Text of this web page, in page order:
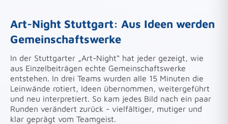
Art-Night Stuttgart: Aus Ideen werden
Gemeinschaftswerke
In der Stuttgarter „Art-Night“ hat jeder gezeigt, wie
aus Einzelbeiträgen echte Gemeinschaftswerke
entstehen. In drei Teams wurden alle 15 Minuten die
Leinwände rotiert, Ideen übernommen, weitergeführt
und neu interpretiert. So kam jedes Bild nach ein paar
Runden verändert zurück - vielfältiger, mutiger und
klar geprägt vom Teamgeist.